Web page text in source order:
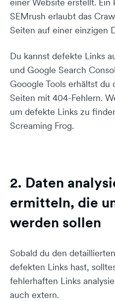
SEMrush erlaubt das
Seiten auf einer einzigen
Du kannst defekte Links
und Google Search
Gooogle Tools erhältst
Seiten mit 404-Fehlern.
um defekte Links zu
Screaming Frog.
2. Daten
ermitteln, die
werden sollen
Sobald du den
defekten Links hast,
fehlerhaften Links
auch extern.